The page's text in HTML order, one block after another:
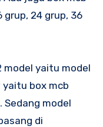
grup, 24 grup, 36
model yaitu model
yaitu box mcb
Sedang model
di